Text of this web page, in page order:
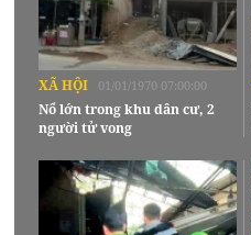
XÃ HỘI 01/01/1970 07:00:00
Nổ lớn trong khu dân cư, 2
người tử vong